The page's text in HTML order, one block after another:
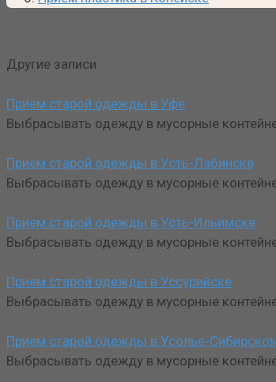
Другие записи
Прием старой одежды в Уфе
Выбрасывать одежду в мусорные
Прием старой одежды в Усть-Лабинске
Выбрасывать одежду в мусорные
Прием старой одежды в Усть-Ильимске
Выбрасывать одежду в мусорные
Прием старой одежды в Уссурийске
Выбрасывать одежду в мусорные
Прием старой одежды в Усолье-
Выбрасывать одежду в мусорные